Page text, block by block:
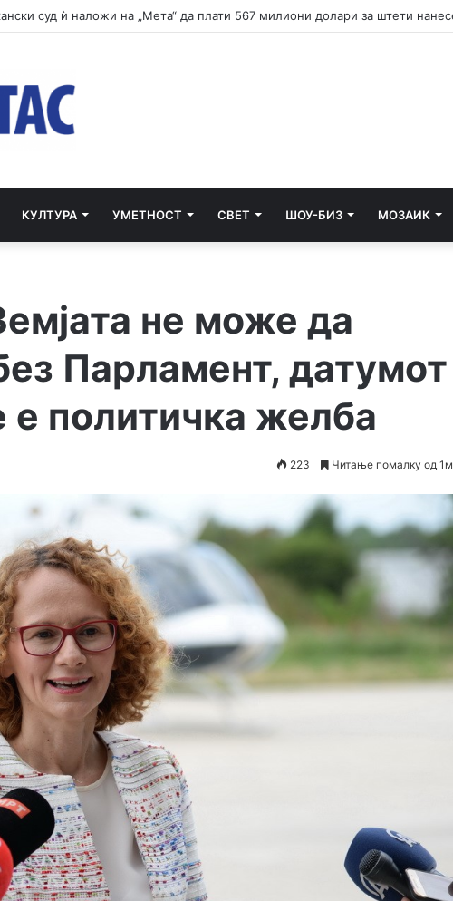
КУЛТУРА УМЕТНОСТ СВЕТ ШОУ-БИЗ МОЗАИК
не може да
Парламент, датумот
е политичка желба
223 Читање помалку од 1м